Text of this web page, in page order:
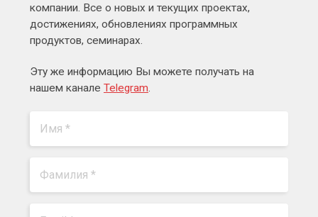
компании. Все о новых и текущих проектах,
достижениях, обновлениях программных
продуктов, семинарах.
Эту же информацию Вы можете получать на
нашем канале Telegram